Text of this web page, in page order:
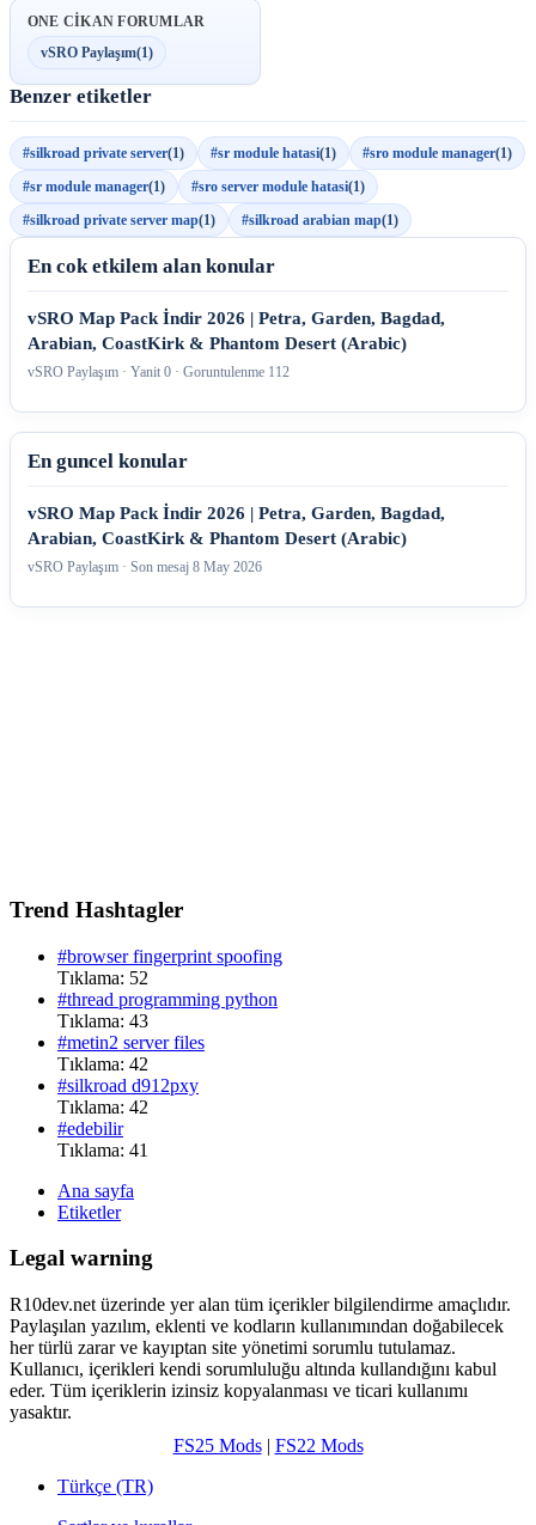
ONE CIKAN FORUMLAR
vSRO Paylaşım(1)
Benzer etiketler
#silkroad private server(1) #sr module hatasi(1) #sro module manager(1)
#sr module manager(1) #sro server module hatasi(1)
#silkroad private server map(1) #silkroad arabian map(1)
En cok etkilem alan konular
vSRO Map Pack İndir 2026 | Petra, Garden, Bagdad,
Arabian, CoastKirk & Phantom Desert (Arabic)
vSRO Paylaşım · Yanit 0 · Goruntulenme 112
En guncel konular
vSRO Map Pack İndir 2026 | Petra, Garden, Bagdad,
Arabian, CoastKirk & Phantom Desert (Arabic)
vSRO Paylaşım · Son mesaj 8 May 2026
Trend Hashtagler
#browser fingerprint spoofing
Tıklama: 52
#thread programming python
Tıklama: 43
#metin2 server files
Tıklama: 42
#silkroad d912pxy
Tıklama: 42
#edebilir
Tıklama: 41
Ana sayfa
Etiketler
Legal warning
R10dev.net üzerinde yer alan tüm içerikler bilgilendirme amaçlıdır.
Paylaşılan yazılım, eklenti ve kodların kullanımından doğabilecek
her türlü zarar ve kayıptan site yönetimi sorumlu tutulamaz.
Kullanıcı, içerikleri kendi sorumluluğu altında kullandığını kabul
eder. Tüm içeriklerin izinsiz kopyalanması ve ticari kullanımı
yasaktır.
FS25 Mods| FS22 Mods
Türkçe (TR)